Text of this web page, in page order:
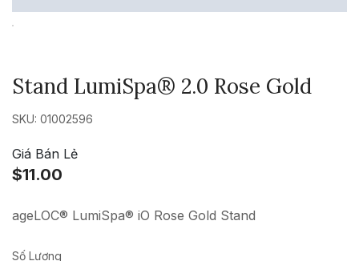
Stand LumiSpa® 2.0 Rose Gold
SKU: 01002596
Giá Bán Lẻ
$11.00
ageLOC® LumiSpa® iO Rose Gold Stand
Số Lượng